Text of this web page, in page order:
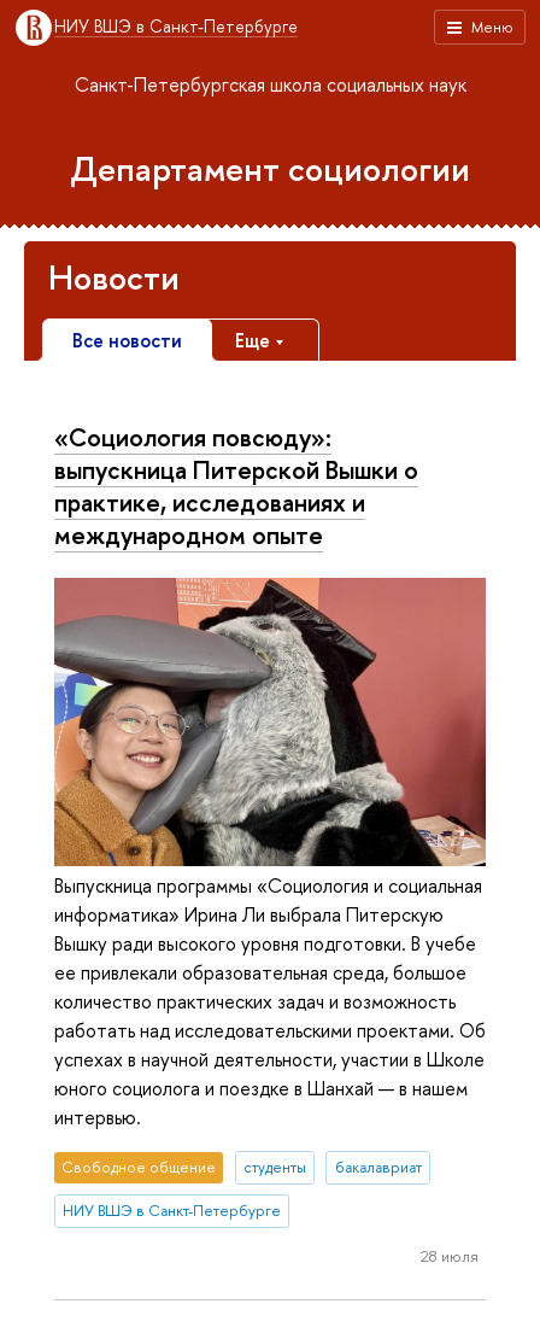
Меню
НИУ ВШЭ в Санкт-Петербурге
Санкт-Петербургская школа социальных наук
Департамент социологии
Новости
Все новости Еще
«Социология повсюду»:
выпускница Питерской Вышки о
практике, исследованиях и
международном опыте
Выпускница программы «Социология и социальная
информатика» Ирина Ли выбрала Питерскую
Вышку ради высокого уровня подготовки. В учебе
ее привлекали образовательная среда, большое
количество практических задач и возможность
работать над исследовательскими проектами. Об
успехах в научной деятельности, участии в Школе
юного социолога и поездке в Шанхай — в нашем
интервью.
Свободное общение студенты бакалавриат
НИУ ВШЭ в Санкт-Петербурге
28 июля